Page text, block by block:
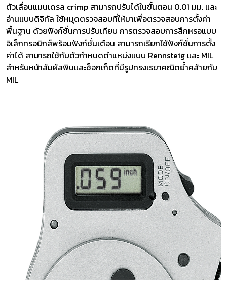
ตัวเลื่อนแมนเดรล crimp สามารถปรับได้ในขั้นตอน 0.01 มม. และ
อ่านแบบดิจิทัล ใช้หมุดตรวจสอบที่ให้มาเพื่อตรวจสอบการตั้งค่า
พื้นฐาน ด้วยฟังก์ชั่นการปรับเทียบ การตรวจสอบการสึกหรอแบบ
อิเล็กทรอนิกส์พร้อมฟังก์ชั่นเตือน สามารถเรียกใช้ฟังก์ชั่นการตั้ง
ค่าได้ สามารถใช้กับตัวกำหนดตำแหน่งแบบ Rennsteig และ MIL
สำหรับหน้าสัมผัสพินและซ็อกเก็ตที่มีรูปทรงเรขาคณิตย้ำคล้ายกับ
MIL